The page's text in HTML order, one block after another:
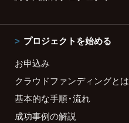
プロジェクトを始める
お申込み
クラウドファンディングとは
基本的な手順・流れ
成功事例の解説